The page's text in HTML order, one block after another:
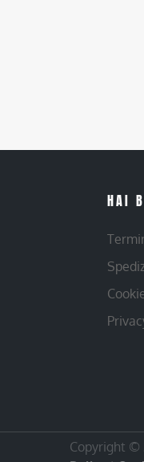
HAI
Copyright ©